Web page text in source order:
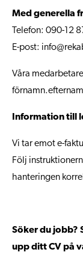
Med generella
Telefon: 090-12
E-post:
Våra
Information till
Vi tar emot e-
Följ
hanteringen
Söker du jobb?
upp ditt CV på